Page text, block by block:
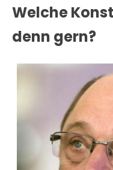
Welche
denn gern?